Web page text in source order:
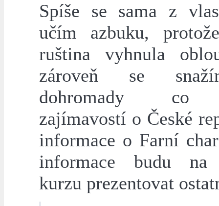
Spíše se sama z
učím azbuku,
ruština vyhnula
zároveň se
dohromady co
zajímavostí o České
informace o Farní
informace budu na
kurzu prezentovat